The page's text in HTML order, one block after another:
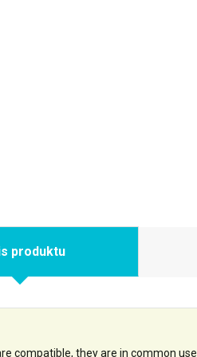
produktu
compatible, they are in common use.